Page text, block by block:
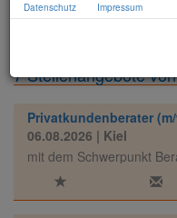
7 Stellenangebote
Privatkundenberater
06.08.2026 | Kiel
mit dem Schwerpunkt
Datenschutz Impressum